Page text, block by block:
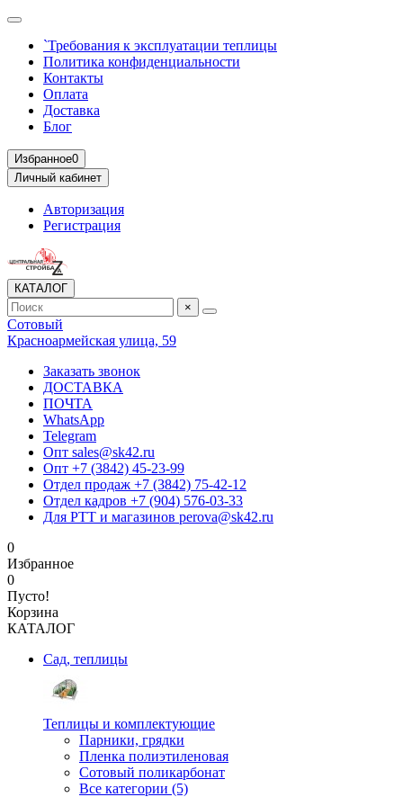
`Требования к эксплуатации теплицы
Политика конфиденциальности
Контакты
Оплата
Доставка
Блог
Избранное0
Личный кабинет
Авторизация
Регистрация
КАТАЛОГ
×
Сотовый
Красноармейская улица, 59
Заказать звонок
ДОСТАВКА
ПОЧТА
WhatsApp
Telegram
Опт sales@sk42.ru
Опт +7 (3842) 45-23-99
Отдел продаж +7 (3842) 75-42-12
Отдел кадров +7 (904) 576-03-33
Для РТТ и магазинов perova@sk42.ru
0
Избранное
0
Пусто!
Корзина
КАТАЛОГ
Сад, теплицы
Теплицы и комплектующие
Парники, грядки
Пленка полиэтиленовая
Сотовый поликарбонат
Все категории (5)